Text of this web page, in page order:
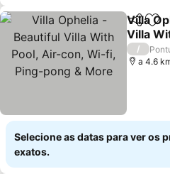
Partilhar
Villa
Villa
Wi-fi,
/
a 4.6
Selecione as datas para ver os
exatos.